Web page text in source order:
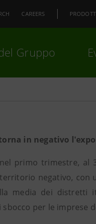
CAREERS
Gruppo
torna in negativo
primo trimestre, al
negativo, con
media dei distretti
per le imprese